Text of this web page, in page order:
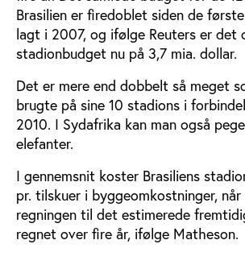
Brasilien er firedoblet siden de
lagt i 2007, og ifølge Reuters er det
stadionbudget nu på 3,7 mia. dollar.
Det er mere end dobbelt så meget
brugte på sine 10 stadions i
2010. I Sydafrika kan man også
elefanter.
I gennemsnit koster Brasiliens
pr. tilskuer i byggeomkostninger,
regningen til det estimerede
regnet over fire år, ifølge Matheson.